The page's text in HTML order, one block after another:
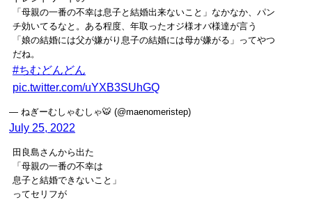
「母親の一番の不幸は息子と結婚出来ないこと」なかなか、パン
チ効いてるなと。ある程度、年取ったオジ様オバ様達が言う
「娘の結婚には父が嫌がり息子の結婚には母が嫌がる」ってやつ
だね。
#ちむどんどん
pic.twitter.com/uYXB3SUhGQ
— ねぎーむしゃむしゃ🐯 (@maenomeristep)
July 25, 2022
田良島さんから出た
「母親の一番の不幸は
息子と結婚できないこと」
ってセリフが